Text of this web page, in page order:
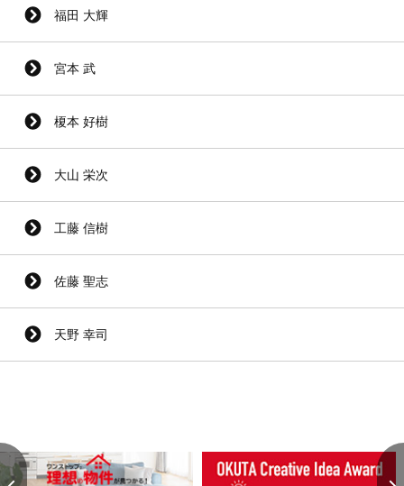
福田 大輝
宮本 武
榎本 好樹
大山 栄次
工藤 信樹
佐藤 聖志
天野 幸司